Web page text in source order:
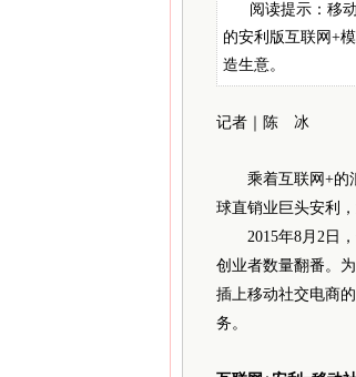
阅读提示：移
的安利版互联网+
造生意。
记者｜陈 冰
乘着互联网+的
球直销业巨头安利
2015年8月2日，
创业者数量翻番。
插上移动社交电商
务。